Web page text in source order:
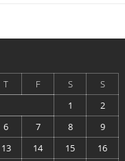
T F S
S
1
2
6 7 8
9
13 14 15 16